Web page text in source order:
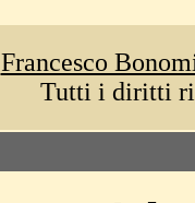
Francesco
Tutti i diritti